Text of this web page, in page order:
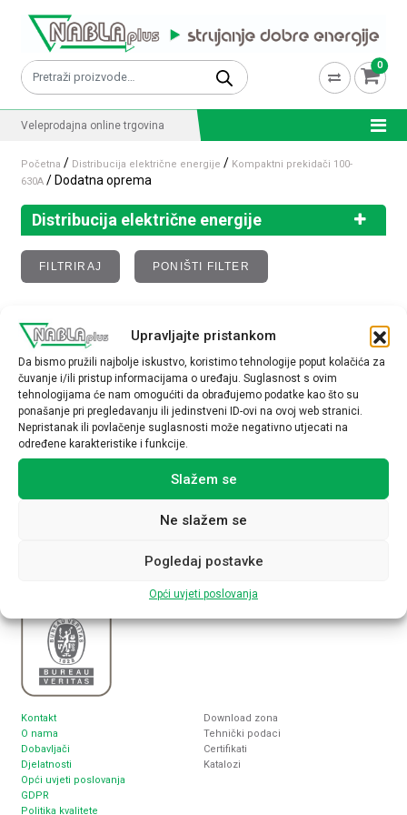
Upravljajte pristankom
Da bismo pružili najbolje iskustvo, koristimo tehnologije poput kolačića za
čuvanje i/ili pristup informacijama o uređaju. Suglasnost s ovim
tehnologijama će nam omogućiti da obrađujemo podatke kao što su
ponašanje pri pregledavanju ili jedinstveni ID-ovi na ovoj web stranici.
Nepristanak ili povlačenje suglasnosti može negativno utjecati na
određene karakteristike i funkcije.
Slažem se
Ne slažem se
Pogledaj postavke
Opći uvjeti poslovanja
Pretraži: 0
Veleprodajna online trgovina
Početna / Distribucija električne energije / Kompaktni prekidači 100-
630A / Dodatna oprema
Distribucija električne energije
FILTRIRAJ PONIŠTI FILTER
Dodatna oprema
Nisu pronađeni proizvodi koji odgovaraju vašem
odabiru.
Sjedište
nabla@nabla-plus.hr
Kontakt
O nama
Dobavljači
Djelatnosti
Opći uvjeti poslovanja
GDPR
Politika kvalitete
Download zona
Tehnički podaci
Certifikati
Katalozi